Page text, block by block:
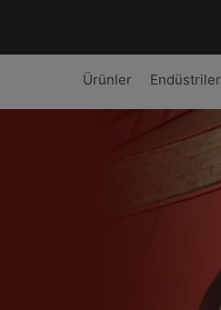
Ürünler Endüstriler